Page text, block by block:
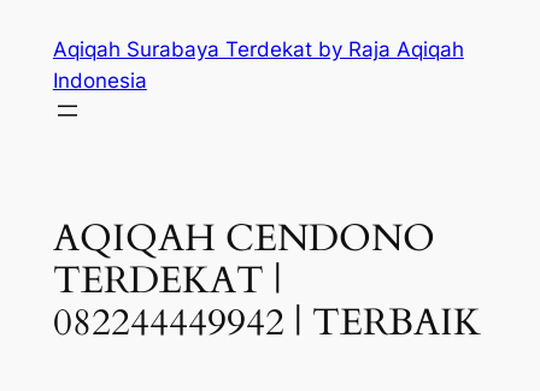
content
Aqiqah Surabaya Terdekat by Raja Aqiqah
Indonesia
AQIQAH CENDONO
TERDEKAT |
082244449942 | TERBAIK